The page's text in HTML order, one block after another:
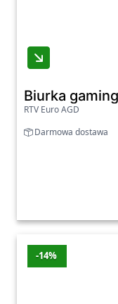
Biurka
RTV Euro AGD
Darmowa dostawa
-14%